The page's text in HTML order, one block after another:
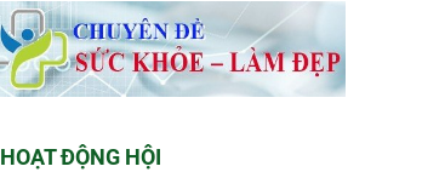
HOẠT ĐỘNG HỘI